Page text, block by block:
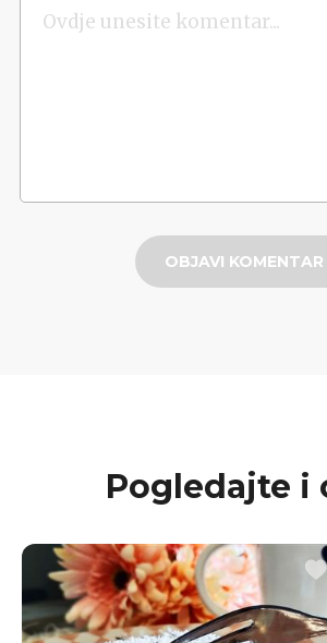
OBJAVI KOMENTAR
Pogledajte i